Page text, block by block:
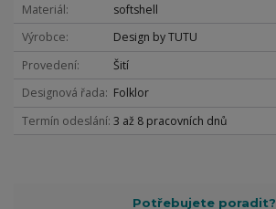
Materiál
softshell
Výrobce
Design by TUTU
Provedení
Šití
Designová řada
Folklor
Termín odeslání 3 až 8 pracovních dnů
Potřebujete poradit?